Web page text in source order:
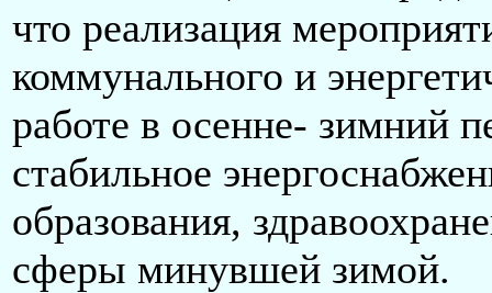
что реализация
коммунального и
работе в осенне- зимний
стабильное
образования,
сферы минувшей зимой.